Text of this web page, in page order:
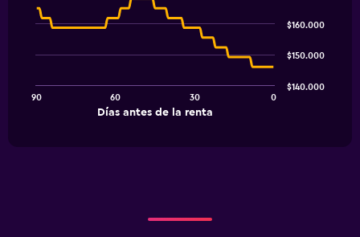
Line
chart
The
Chart
graphic.
Días antes de la renta
90 60 30 0
$140.000
$150.000
$160.000